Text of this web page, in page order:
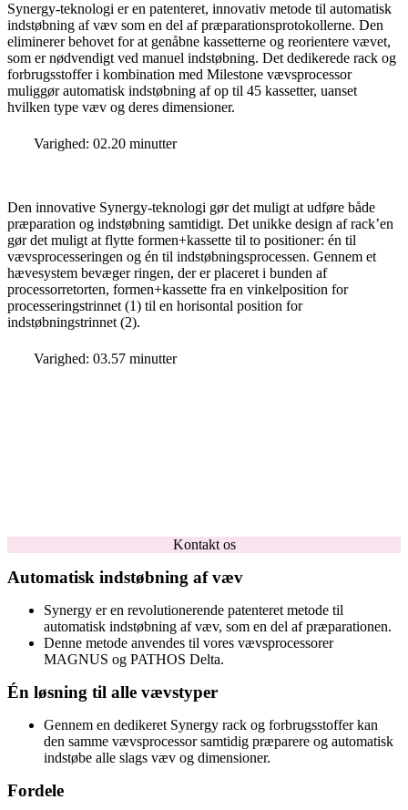
Synergy-teknologi er en patenteret, innovativ metode til automatisk
indstøbning af væv som en del af præparationsprotokollerne. Den
eliminerer behovet for at genåbne kassetterne og reorientere vævet,
som er nødvendigt ved manuel indstøbning. Det dedikerede rack og
forbrugsstoffer i kombination med Milestone vævsprocessor
muliggør automatisk indstøbning af op til 45 kassetter, uanset
hvilken type væv og deres dimensioner.
Varighed: 02.20 minutter
Den innovative Synergy-teknologi gør det muligt at udføre både
præparation og indstøbning samtidigt. Det unikke design af rack’en
gør det muligt at flytte formen+kassette til to positioner: én til
vævsprocesseringen og én til indstøbningsprocessen. Gennem et
hævesystem bevæger ringen, der er placeret i bunden af
processorretorten, formen+kassette fra en vinkelposition for
processeringstrinnet (1) til en horisontal position for
indstøbningstrinnet (2).
Varighed: 03.57 minutter
Kontakt os
Automatisk indstøbning af væv
Synergy er en revolutionerende patenteret metode til
automatisk indstøbning af væv, som en del af præparationen.
Denne metode anvendes til vores vævsprocessorer
MAGNUS og PATHOS Delta.
Én løsning til alle vævstyper
Gennem en dedikeret Synergy rack og forbrugsstoffer kan
den samme vævsprocessor samtidig præparere og automatisk
indstøbe alle slags væv og dimensioner.
Fordele